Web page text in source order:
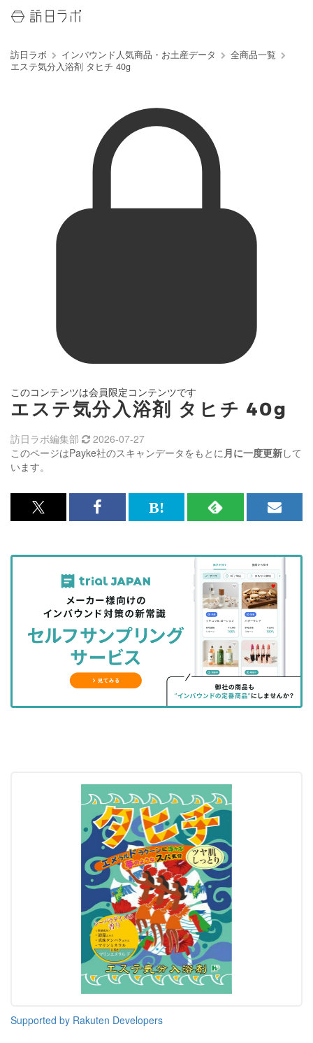
訪日ラボ インバウンド人気商品・お土産データ
全商品一覧
エステ気分入浴剤 タヒチ 40g
このコンテンツは会員限定コンテンツです
エステ気分入浴剤 タヒチ 40g
このページはPayke社のスキャンデータをもとに月に一度更新して
います。
訪日ラボ編集部 2026-07-27
x<br>
記
を
シ
ェ
る
Facebook<br>
記
事
を
シ
ェ
ア
す
る
は
な
ッ
ク
マ
に
RSS
記
事
を
購
読
す
る
メ
マ
ガ
登
録
す
る
Supported by Rakuten Developers